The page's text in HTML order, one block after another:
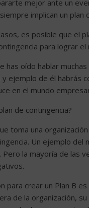
mejor ante un
implican un plan
es posible que el
para lograr
has oído hablar
y ejemplo de él habrás
en el mundo
de contingencia?
toma una
Un ejemplo
Pero la mayoría de las
para crear un Plan B
de la organización,